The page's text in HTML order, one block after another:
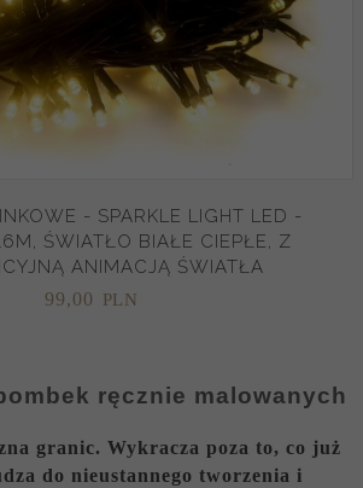
- SPARKLE LIGHT LED -
ŚWIATŁO BIAŁE CIEPŁE, Z
ANIMACJĄ ŚWIATŁA
99,00 PLN
ręcznie malowanych
granic. Wykracza poza to, co już
do nieustannego tworzenia i